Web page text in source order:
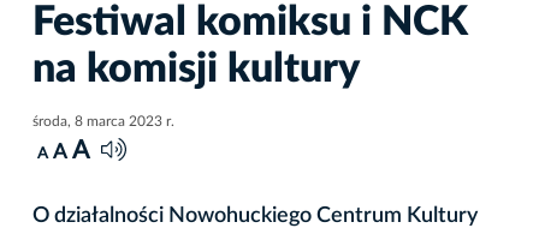
Festiwal komiksu i NCK
na komisji kultury
środa, 8 marca 2023 r.
A A A
O działalności Nowohuckiego Centrum Kultury